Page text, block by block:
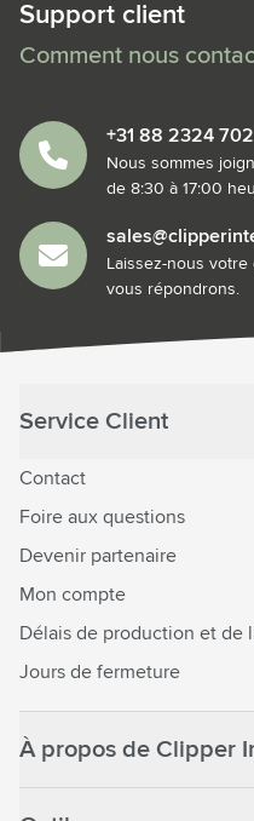
Support client
Comment nous
+31 88 2324 702
Nous sommes
de 8:30 à 17:00
Laissez-nous
vous répondrons.
Service Client
Contact
Foire aux questions
Devenir partenaire
Mon compte
Délais de production et de
Jours de fermeture
À propos de Clipper